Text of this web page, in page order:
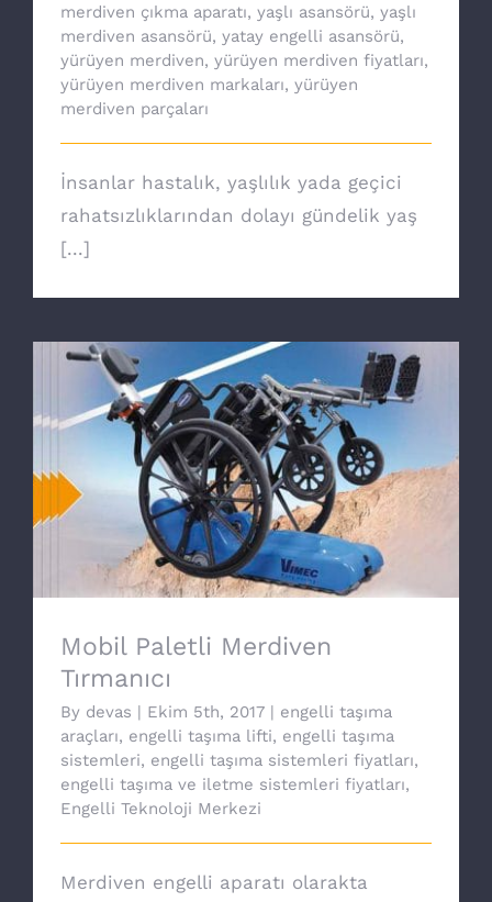
merdiven çıkma aparatı, yaşlı asansörü, yaşlı
merdiven asansörü, yatay engelli asansörü,
yürüyen merdiven, yürüyen merdiven fiyatları,
yürüyen merdiven markaları, yürüyen
merdiven parçaları
İnsanlar hastalık, yaşlılık yada geçici
rahatsızlıklarından dolayı gündelik yaş
[...]
Mobil Paletli Merdiven Tırmanıcı
Mobil Paletli Merdiven
Tırmanıcı
By devas | Ekim 5th, 2017 | engelli taşıma
araçları, engelli taşıma lifti, engelli taşıma
sistemleri, engelli taşıma sistemleri fiyatları,
engelli taşıma ve iletme sistemleri fiyatları,
Engelli Teknoloji Merkezi
Merdiven engelli aparatı olarakta